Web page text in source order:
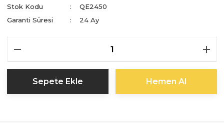
Stok Kodu
QE2450
Garanti Süresi
24 Ay
Sepete Ekle Hemen Al